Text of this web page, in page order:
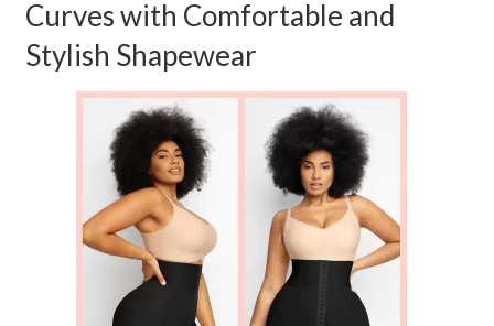
Curves with Comfortable and
Stylish Shapewear